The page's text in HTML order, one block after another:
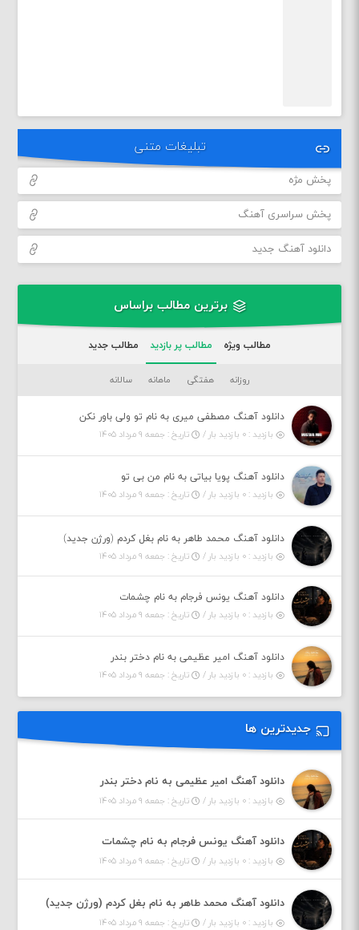
تبلیغات متنی
پخش مژه
پخش سراسری آهنگ
دانلود آهنگ جدید
برترین مطالب براساس
مطالب ویژه مطالب پر بازدید مطالب جدید
روزانه هفتگی ماهانه سالانه
دانلود آهنگ مصطفی میری به نام تو ولی باور نکن
بازدید : ۰ بازدید بار /
تاریخ : جمعه ۹ مرداد ۱۴۰۵
دانلود آهنگ پویا بیاتی به نام من بی تو
بازدید : ۰ بازدید بار /
تاریخ : جمعه ۹ مرداد ۱۴۰۵
دانلود آهنگ محمد طاهر به نام بغل کردم (ورژن جدید)
بازدید : ۰ بازدید بار /
تاریخ : جمعه ۹ مرداد ۱۴۰۵
دانلود آهنگ یونس فرجام به نام چشمات
بازدید : ۰ بازدید بار /
تاریخ : جمعه ۹ مرداد ۱۴۰۵
دانلود آهنگ امیر عظیمی به نام دختر بندر
بازدید : ۰ بازدید بار /
تاریخ : جمعه ۹ مرداد ۱۴۰۵
جدیدترین ها
دانلود آهنگ امیر عظیمی به نام دختر بندر
بازدید : ۰ بازدید بار / تاریخ : جمعه ۹ مرداد ۱۴۰۵
دانلود آهنگ یونس فرجام به نام چشمات
بازدید : ۰ بازدید بار / تاریخ : جمعه ۹ مرداد ۱۴۰۵
دانلود آهنگ محمد طاهر به نام بغل کردم (ورژن جدید)
بازدید : ۰ بازدید بار / تاریخ : جمعه ۹ مرداد ۱۴۰۵